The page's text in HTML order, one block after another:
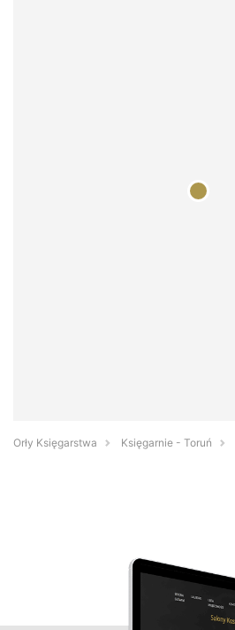
Orły Księgarstwa Księgarnie - Toruń